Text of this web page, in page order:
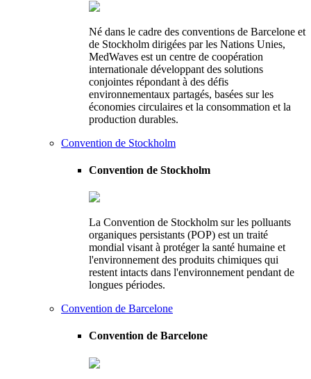
Né dans le cadre des conventions de Barcelone et
de Stockholm dirigées par les Nations Unies,
MedWaves est un centre de coopération
internationale développant des solutions
conjointes répondant à des défis
environnementaux partagés, basées sur les
économies circulaires et la consommation et la
production durables.
Convention de Stockholm
Convention de Stockholm
La Convention de Stockholm sur les polluants
organiques persistants (POP) est un traité
mondial visant à protéger la santé humaine et
l'environnement des produits chimiques qui
restent intacts dans l'environnement pendant de
longues périodes.
Convention de Barcelone
Convention de Barcelone